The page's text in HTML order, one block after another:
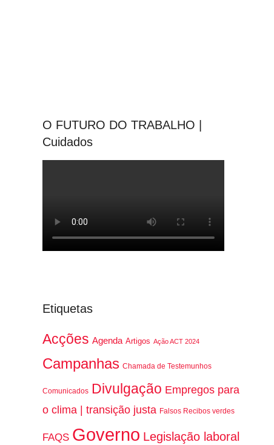
O FUTURO DO TRABALHO |
Cuidados
Etiquetas
Acções Agenda Artigos Ação ACT 2024
Campanhas Chamada de Testemunhos
Comunicados Divulgação Empregos para
o clima | transição justa Falsos Recibos verdes
FAQS Governo Legislação laboral